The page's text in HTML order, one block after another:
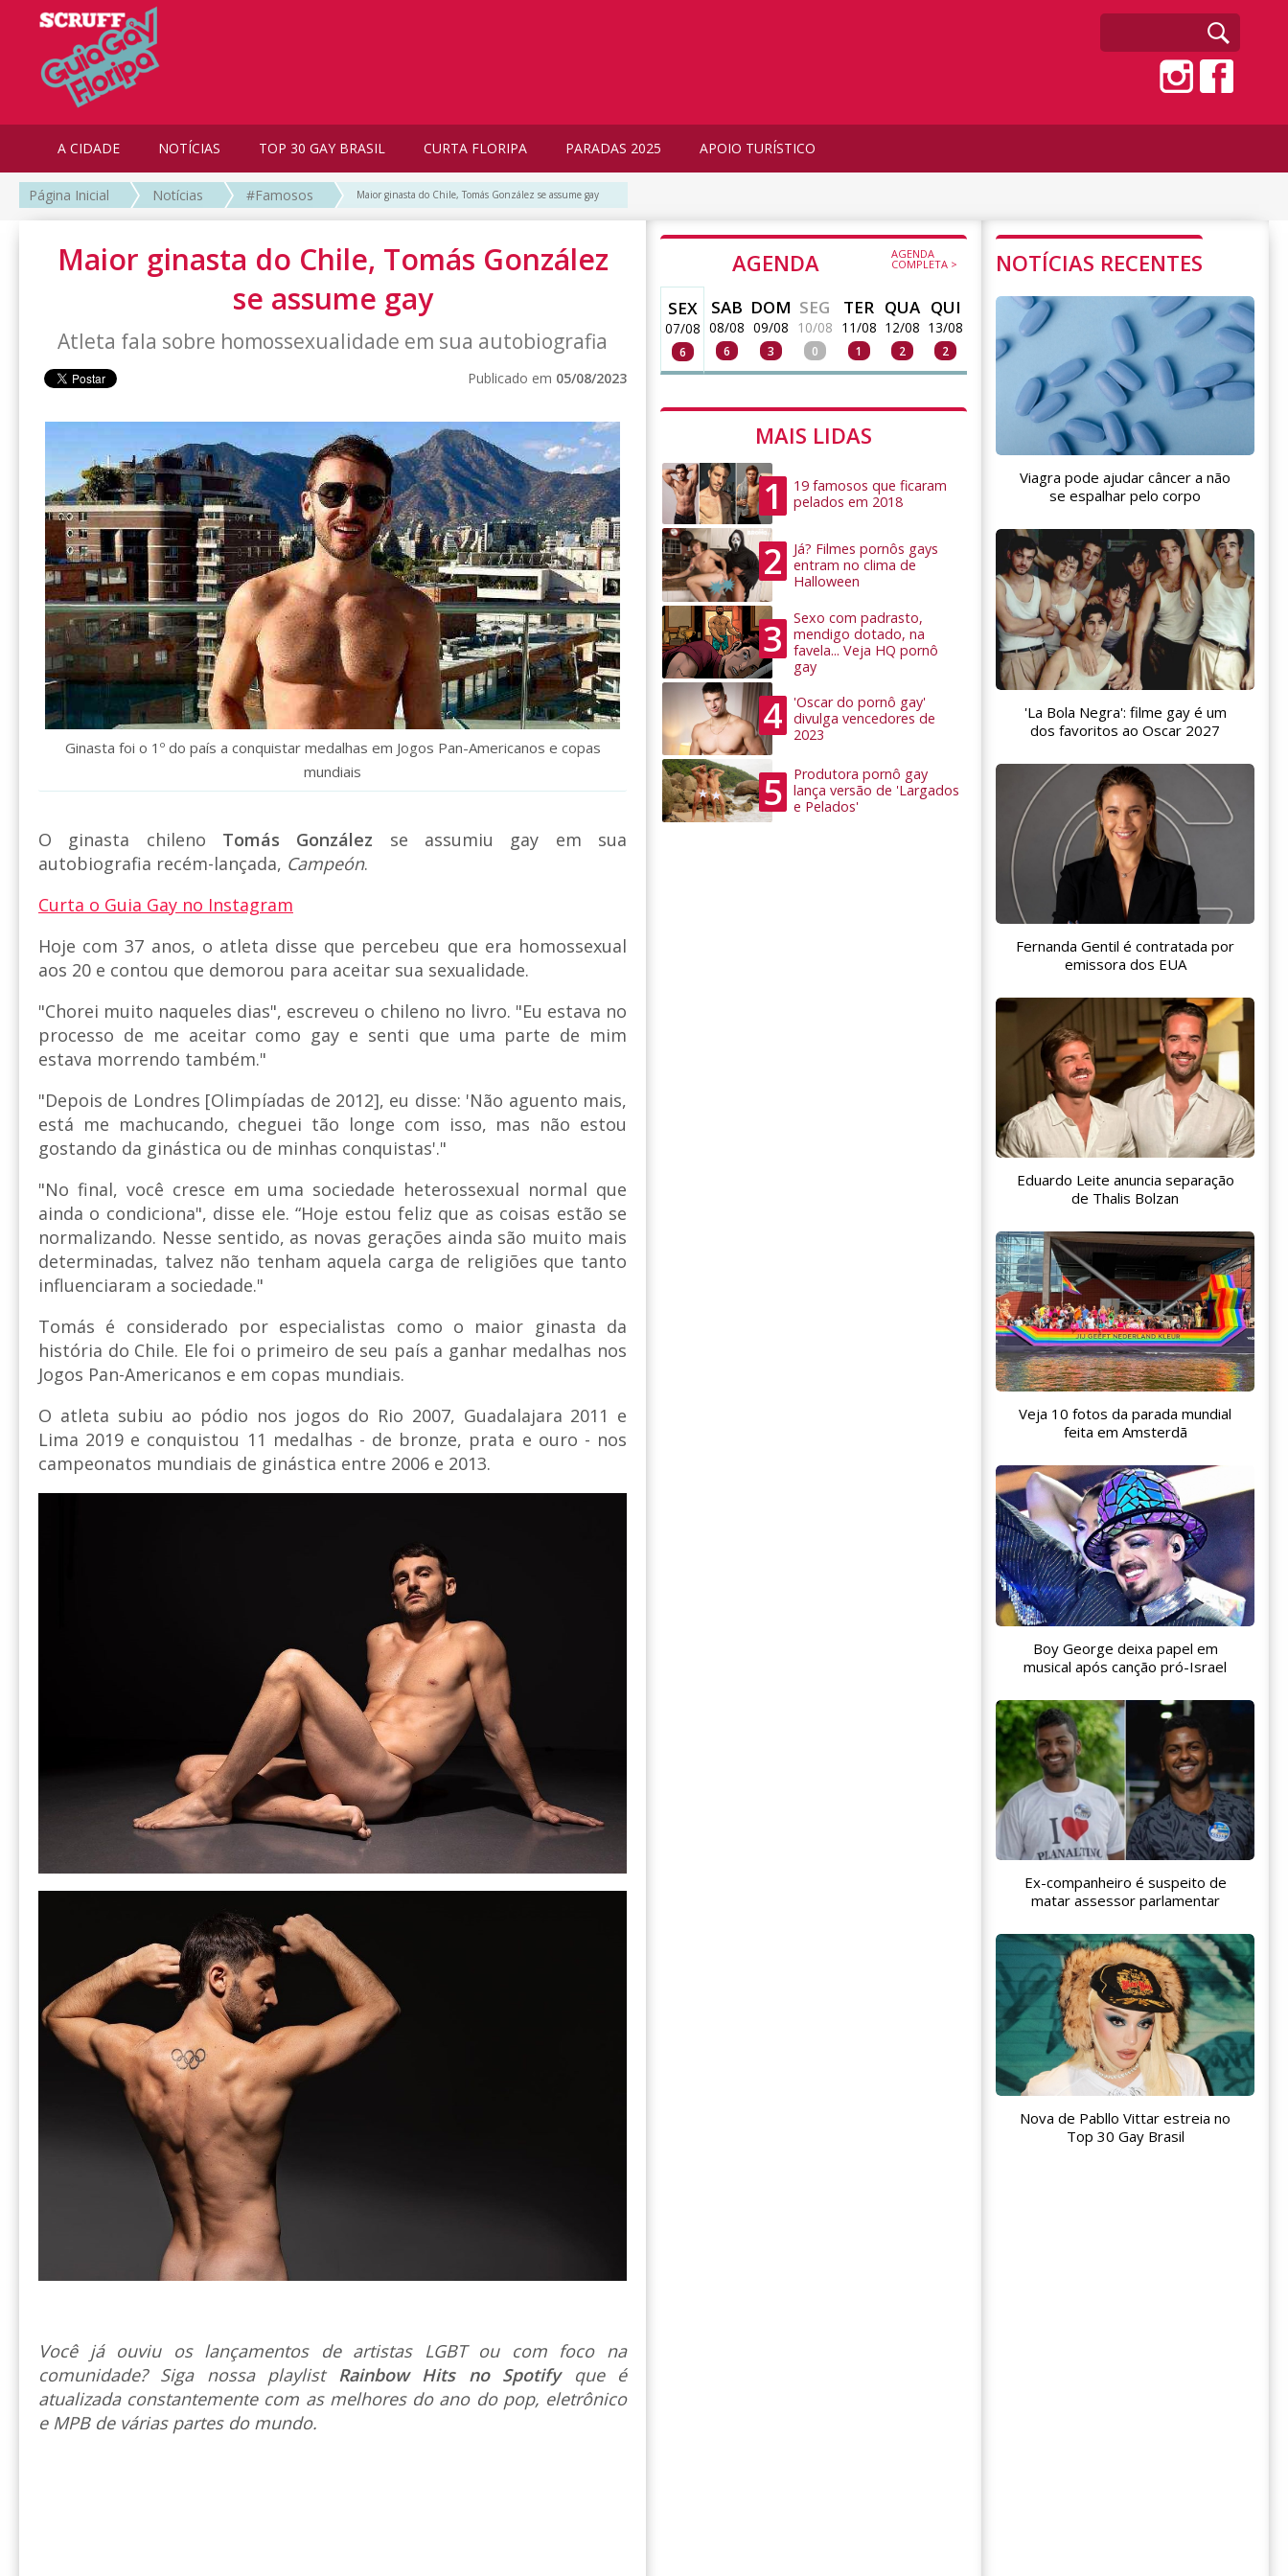
A CIDADE NOTÍCIAS TOP 30 GAY BRASIL CURTA FLORIPA PARADAS 2025 APOIO TURÍSTICO
Página Inicial Notícias #Famosos Maior ginasta do Chile, Tomás González se assume gay
Maior ginasta do Chile, Tomás González
se assume gay
Atleta fala sobre homossexualidade em sua autobiografia
Publicado em 05/08/2023
Ginasta foi o 1º do país a conquistar medalhas em Jogos Pan-Americanos e copas
mundiais
O ginasta chileno Tomás González se assumiu gay em sua
autobiografia recém-lançada, Campeón.
Curta o Guia Gay no Instagram
Hoje com 37 anos, o atleta disse que percebeu que era homossexual
aos 20 e contou que demorou para aceitar sua sexualidade.
"Chorei muito naqueles dias", escreveu o chileno no livro. "Eu estava no
processo de me aceitar como gay e senti que uma parte de mim
estava morrendo também."
"Depois de Londres [Olimpíadas de 2012], eu disse: 'Não aguento mais,
está me machucando, cheguei tão longe com isso, mas não estou
gostando da ginástica ou de minhas conquistas'."
"No final, você cresce em uma sociedade heterossexual normal que
ainda o condiciona", disse ele. “Hoje estou feliz que as coisas estão se
normalizando. Nesse sentido, as novas gerações ainda são muito mais
determinadas, talvez não tenham aquela carga de religiões que tanto
influenciaram a sociedade."
Tomás é considerado por especialistas como o maior ginasta da
história do Chile. Ele foi o primeiro de seu país a ganhar medalhas nos
Jogos Pan-Americanos e em copas mundiais.
O atleta subiu ao pódio nos jogos do Rio 2007, Guadalajara 2011 e
Lima 2019 e conquistou 11 medalhas - de bronze, prata e ouro - nos
campeonatos mundiais de ginástica entre 2006 e 2013.
Você já ouviu os lançamentos de artistas LGBT ou com foco na
comunidade? Siga nossa playlist Rainbow Hits no Spotify que é
atualizada constantemente com as melhores do ano do pop, eletrônico
e MPB de várias partes do mundo.
AGENDA AGENDA
COMPLETA >
SEX
07/08
6
SAB
08/08
6
DOM
09/08
3
SEG
10/08
0
TER
11/08
1
QUA
12/08
2
QUI
13/08
2
MAIS LIDAS
1
19 famosos que ficaram
pelados em 2018
2
Já? Filmes pornôs gays
entram no clima de
Halloween
3
Sexo com padrasto,
mendigo dotado, na
favela... Veja HQ pornô
gay
4
'Oscar do pornô gay'
divulga vencedores de
2023
5
Produtora pornô gay
lança versão de 'Largados
e Pelados'
NOTÍCIAS RECENTES
Viagra pode ajudar câncer a não
se espalhar pelo corpo
'La Bola Negra': filme gay é um
dos favoritos ao Oscar 2027
Fernanda Gentil é contratada por
emissora dos EUA
Eduardo Leite anuncia separação
de Thalis Bolzan
Veja 10 fotos da parada mundial
feita em Amsterdã
Boy George deixa papel em
musical após canção pró-Israel
Ex-companheiro é suspeito de
matar assessor parlamentar
Nova de Pabllo Vittar estreia no
Top 30 Gay Brasil